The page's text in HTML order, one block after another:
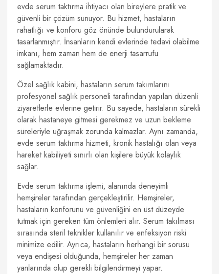
evde serum taktırma ihtiyacı olan bireylere pratik ve
güvenli bir çözüm sunuyor. Bu hizmet, hastaların
rahatlığı ve konforu göz önünde bulundurularak
tasarlanmıştır. İnsanların kendi evlerinde tedavi olabilme
imkanı, hem zaman hem de enerji tasarrufu
sağlamaktadır.
Özel sağlık kabini, hastaların serum takımlarını
profesyonel sağlık personeli tarafından yapılan düzenli
ziyaretlerle evlerine getirir. Bu sayede, hastaların sürekli
olarak hastaneye gitmesi gerekmez ve uzun bekleme
süreleriyle uğraşmak zorunda kalmazlar. Aynı zamanda,
evde serum taktırma hizmeti, kronik hastalığı olan veya
hareket kabiliyeti sınırlı olan kişilere büyük kolaylık
sağlar.
Evde serum taktırma işlemi, alanında deneyimli
hemşireler tarafından gerçekleştirilir. Hemşireler,
hastaların konforunu ve güvenliğini en üst düzeyde
tutmak için gereken tüm önlemleri alır. Serum takılması
sırasında steril teknikler kullanılır ve enfeksiyon riski
minimize edilir. Ayrıca, hastaların herhangi bir sorusu
veya endişesi olduğunda, hemşireler her zaman
yanlarında olup gerekli bilgilendirmeyi yapar.